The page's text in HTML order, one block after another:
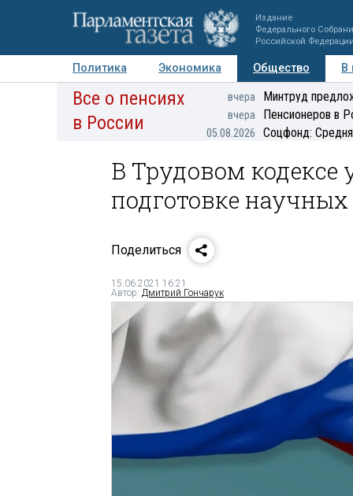
Издание
Федерального
Российской
Политика Экономика Общество
В
Авторы Персоны Мнения Регионы
Все о пенсиях
в России
вчера Минтруд
вчера Пенсионеров в
05.08.2026 Соцфонд:
В Трудовом кодексе
подготовке
Поделиться
15.06.2021 16:21
Автор: Дмитрий Гончарук